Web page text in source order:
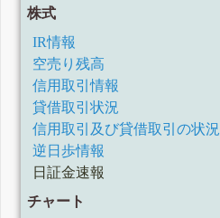
株式
IR情報
空売り残高
信用取引情報
貸借取引状況
信用取引及び貸借取引の状況
逆日歩情報
日証金速報
チャート